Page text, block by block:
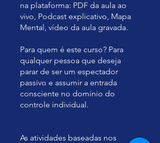
na plataforma: PDF da aula ao
vivo, Podcast explicativo, Mapa
Mental, vídeo da aula gravada.
Para quem é este curso? Para
qualquer pessoa que deseja
parar de ser um espectador
passivo e assumir a entrada
consciente no domínio do
controle individual.
As atividades baseadas nos